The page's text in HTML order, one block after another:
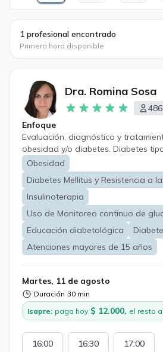
1 profesional encontrado
Primera hora disponible
Dra. Romina Sosa
486
Enfoque
Evaluación, diagnóstico y
obesidad y/o diabetes. Diabetes
Obesidad, Insulinoresistencia,
graso, Síndrome metabólico,
Aumento del colesterol y
Continuo de glucosa, Diabetes en
especiales, uso de corticoides,
etc. Diabetes en embarazadas.
diabetológica. Enfermedades
Chequeo médico preventivo.
Obesidad
Diabetes Mellitus y Resistencia a
Insulinoterapia
Uso de Monitoreo continuo de
Educación diabetológica
Atenciones mayores de 15 años
Martes, 11 de agosto
Duración 30 min
Isapre: paga hoy $ 12.000, el resto
16:00 16:30 17:00